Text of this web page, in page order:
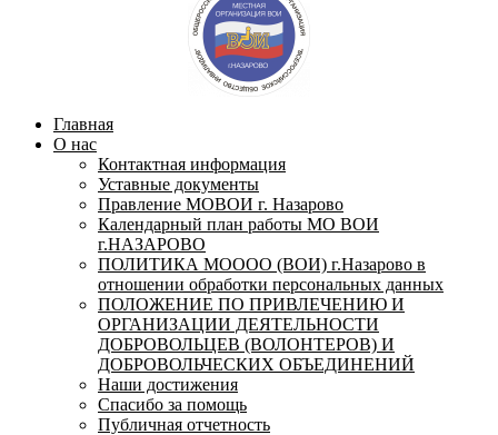
Главная
О нас
Контактная информация
Уставные документы
Правление МОВОИ г. Назарово
Календарный план работы МО ВОИ
г.НАЗАРОВО
ПОЛИТИКА МОООО (ВОИ) г.Назарово в
отношении обработки персональных данных
ПОЛОЖЕНИЕ ПО ПРИВЛЕЧЕНИЮ И
ОРГАНИЗАЦИИ ДЕЯТЕЛЬНОСТИ
ДОБРОВОЛЬЦЕВ (ВОЛОНТЕРОВ) И
ДОБРОВОЛЬЧЕСКИХ ОБЪЕДИНЕНИЙ
Наши достижения
Спасибо за помощь
Публичная отчетность